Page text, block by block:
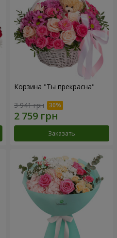
Корзина "Ты прекрасна"
3 941 грн
Заказать